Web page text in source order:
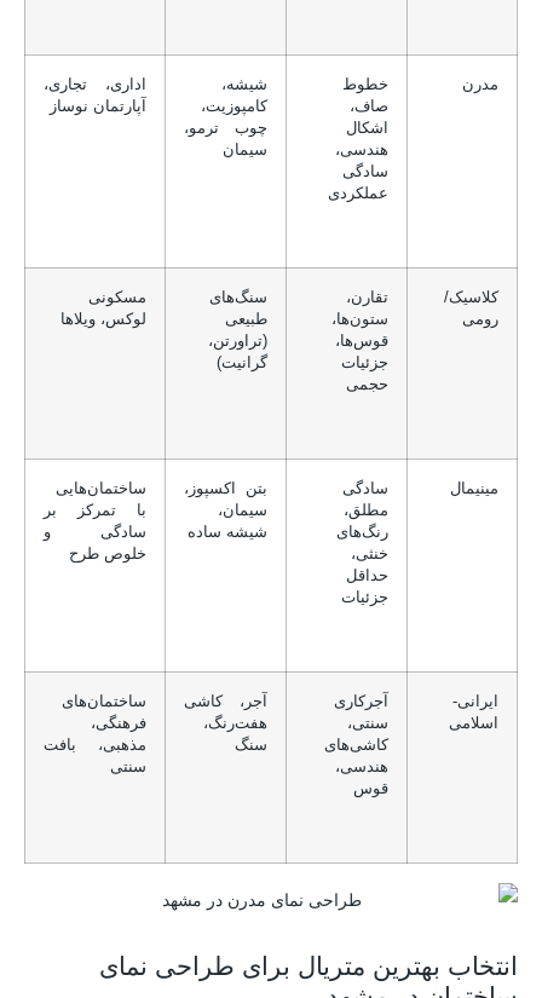
مدرن
خطوط
صاف،
اشکال
هندسی،
سادگی
عملکردی
شیشه،
کامپوزیت،
چوب ترمو،
سیمان
اداری، تجاری،
آپارتمان نوساز
کلاسیک/
رومی
تقارن،
ستون‌ها،
قوس‌ها،
جزئیات
حجمی
سنگ‌های
طبیعی
(تراورتن،
گرانیت)
مسکونی
لوکس، ویلاها
مینیمال
سادگی
مطلق،
رنگ‌های
خنثی،
حداقل
جزئیات
بتن اکسپوز،
سیمان،
شیشه ساده
ساختمان‌هایی
با تمرکز بر
سادگی و
خلوص طرح
ایرانی-
اسلامی
آجرکاری
سنتی،
کاشی‌های
هندسی،
قوس
آجر، کاشی
هفت‌رنگ،
سنگ
ساختمان‌های
فرهنگی،
مذهبی، بافت
سنتی
انتخاب بهترین متریال برای طراحی نمای